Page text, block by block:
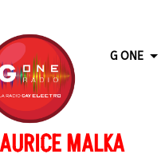
G ONE
MALKA